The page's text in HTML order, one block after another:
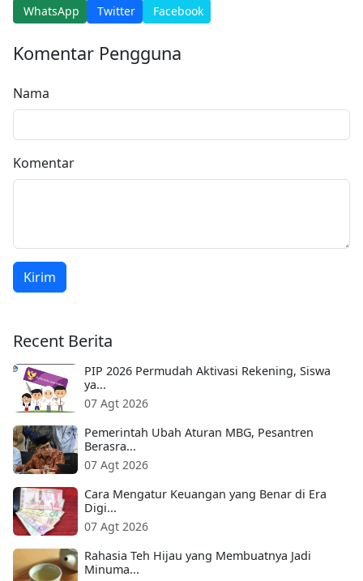
WhatsApp Twitter Facebook
Komentar Pengguna
Nama
Komentar
Kirim
Recent Berita
PIP 2026 Permudah Aktivasi Rekening, Siswa
ya...
07 Agt 2026
Pemerintah Ubah Aturan MBG, Pesantren
Berasra...
07 Agt 2026
Cara Mengatur Keuangan yang Benar di Era
Digi...
07 Agt 2026
Rahasia Teh Hijau yang Membuatnya Jadi
Minuma...